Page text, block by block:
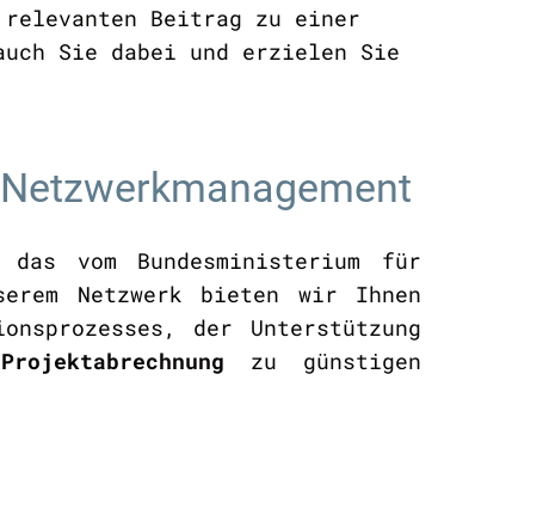
relevanten Beitrag zu einer
Sie dabei und erzielen Sie
vom Bundesministerium für
Netzwerk bieten wir Ihnen
der Unterstützung
Projektabrechnung zu günstigen